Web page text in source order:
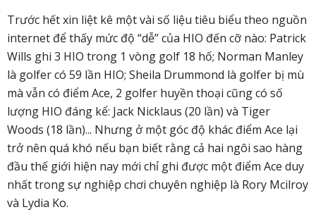
Trước hết xin liệt kê một vài số liệu tiêu biểu theo nguồn
internet để thấy mức độ “dễ” của HIO đến cỡ nào: Patrick
Wills ghi 3 HIO trong 1 vòng golf 18 hố; Norman Manley
là golfer có 59 lần HIO; Sheila Drummond là golfer bị mù
mà vẫn có điểm Ace, 2 golfer huyền thoại cũng có số
lượng HIO đáng kể: Jack Nicklaus (20 lần) và Tiger
Woods (18 lần)... Nhưng ở một góc độ khác điểm Ace lại
trở nên quá khó nếu bạn biết rằng cả hai ngôi sao hàng
đầu thế giới hiện nay mới chỉ ghi được một điểm Ace duy
nhất trong sự nghiệp chơi chuyên nghiệp là Rory Mcilroy
và Lydia Ko.